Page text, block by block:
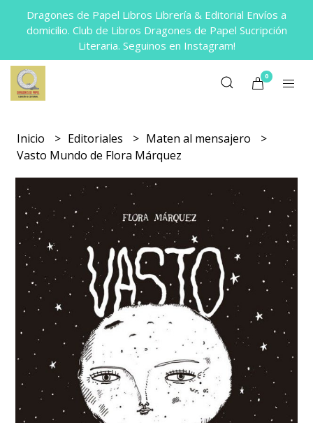
Dragones de Papel Libros Librería & Editorial Envíos a
domicilio. Club de Libros Dragones de Papel Sucripción
Literaria. Seguinos en Instagram!
0
Inicio Editoriales
Maten al mensajero
Vasto Mundo de Flora Márquez